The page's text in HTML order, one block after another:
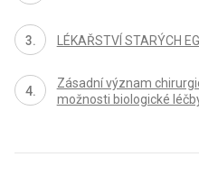
LÉKAŘSTVÍ STARÝCH
Zásadní význam
možnosti biologické